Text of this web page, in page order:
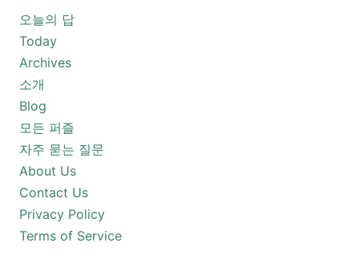
오늘의 답
Today
Archives
소개
Blog
모든 퍼즐
자주 묻는 질문
About Us
Contact Us
Privacy Policy
Terms of Service